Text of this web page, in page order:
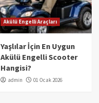
Akülü Engelli Araçları
Yaşlılar İçin En Uygun
Akülü Engelli Scooter
Hangisi?
admin 01 Ocak 2026